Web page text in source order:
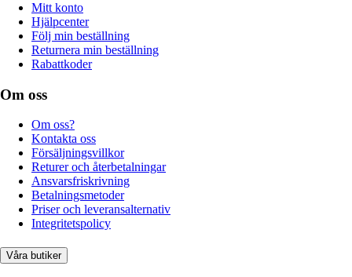
Mitt konto
Hjälpcenter
Följ min beställning
Returnera min beställning
Rabattkoder
Om oss
Om oss?
Kontakta oss
Försäljningsvillkor
Returer och återbetalningar
Ansvarsfriskrivning
Betalningsmetoder
Priser och leveransalternativ
Integritetspolicy
Våra butiker